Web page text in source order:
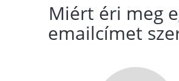
Miért éri meg
emailcímet